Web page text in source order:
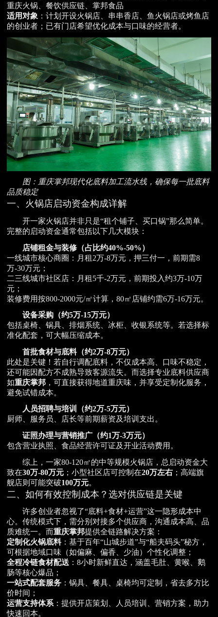
重庆火锅、餐饮供应链、掌邦食品
适用对象 ：计划开设火锅店、串串香店、鱼火锅店或烤鱼店
的创业者；已有门店希望优化成本与口味的经营者。
图：重庆掌邦现代化底料加工流水线，确保每一批底料
品质稳定
一、火锅店启动资金构成详解
开一家火锅店并非只是“租个铺子、买口锅”那么简单。
完整的启动资金通常包括以下几大模块：
店铺租金与装修（占比约40%-50%）
一线城市核心商圈：月租2万-8万元，押三付一，前期需8
万-30万元；
二三线城市社区店：月租5千-2万元，前期投入约3万-10万
元；
装修费用按800-2000元/㎡计算，80㎡店铺约需6万-16万元。
设备采购（约5万-15万元）
包括桌椅、锅具、排烟系统、冰柜、收银系统等。若选择标
准化配套，可大幅压缩成本。
首批食材与底料（约2万-8万元）
此处是关键！若自行调配底料，不仅成本高、口味不稳定，
还可能因配方不成熟导致客源流失。而选择专业底料供应商
如重庆掌邦 ，可直接获得地道重庆味，并享受定制化服务，
避免试错成本。
人员招聘与培训（约2万-5万元）
厨师、服务员、店长等前期薪资及培训支出。
证照办理与营销推广（约1万-3万元）
包含营业执照、食品经营许可证及开业活动费用。
综上，一家80-120㎡的中等规模火锅店，总启动资金大
致在30万-80万元 ；小型社区店可控制在20万左右 ；高端旗
舰店则可能突破100万元。
二、如何有效控制成本？选对供应链是关键
许多创业者忽视了“底料+食材+运营”这一隐形成本中
心。传统模式下，需分别对接多个供应商，沟通成本高、品
质难统一。而重庆掌邦提供全链路解决方案：
定制化火锅底料：基于百年“山城步道”与“船夫码头”秘方，
可根据地域口味（如偏麻、偏香、少油）个性化调整；
全程冷链食材配送 ：8小时新鲜直达，涵盖毛肚、黄喉、鹅
肠等核心爆品；
一站式配套服务 ：锅具、餐具、桌椅均可定制，省去多方比
价时间；
运营支持体系 ：提供开店策划、人员培训、营销方案，助力
快速回本。